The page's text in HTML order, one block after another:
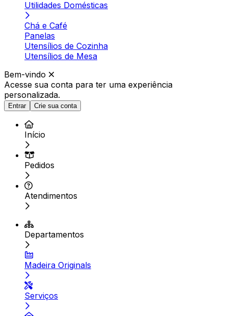
Utilidades Domésticas
Chá e Café
Panelas
Utensílios de Cozinha
Utensílios de Mesa
Bem-vindo
Acesse sua conta para ter uma experiência
personalizada.
Entrar Crie sua conta
Início
Pedidos
Atendimentos
Departamentos
Madeira Originals
Serviços